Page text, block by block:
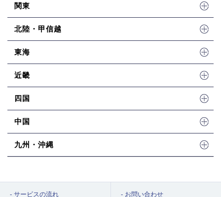
関東
北陸・甲信越
東海
近畿
四国
中国
九州・沖縄
サービスの流れ お問い合わせ